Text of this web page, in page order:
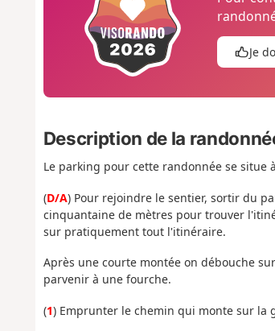
Je
Description de la
Le parking pour cette randonnée se situe
(D/A) Pour rejoindre le sentier, sortir du
cinquantaine de mètres pour trouver
sur pratiquement tout l'itinéraire.
Après une courte montée on débouche
parvenir à une fourche.
(1) Emprunter le chemin qui monte sur la